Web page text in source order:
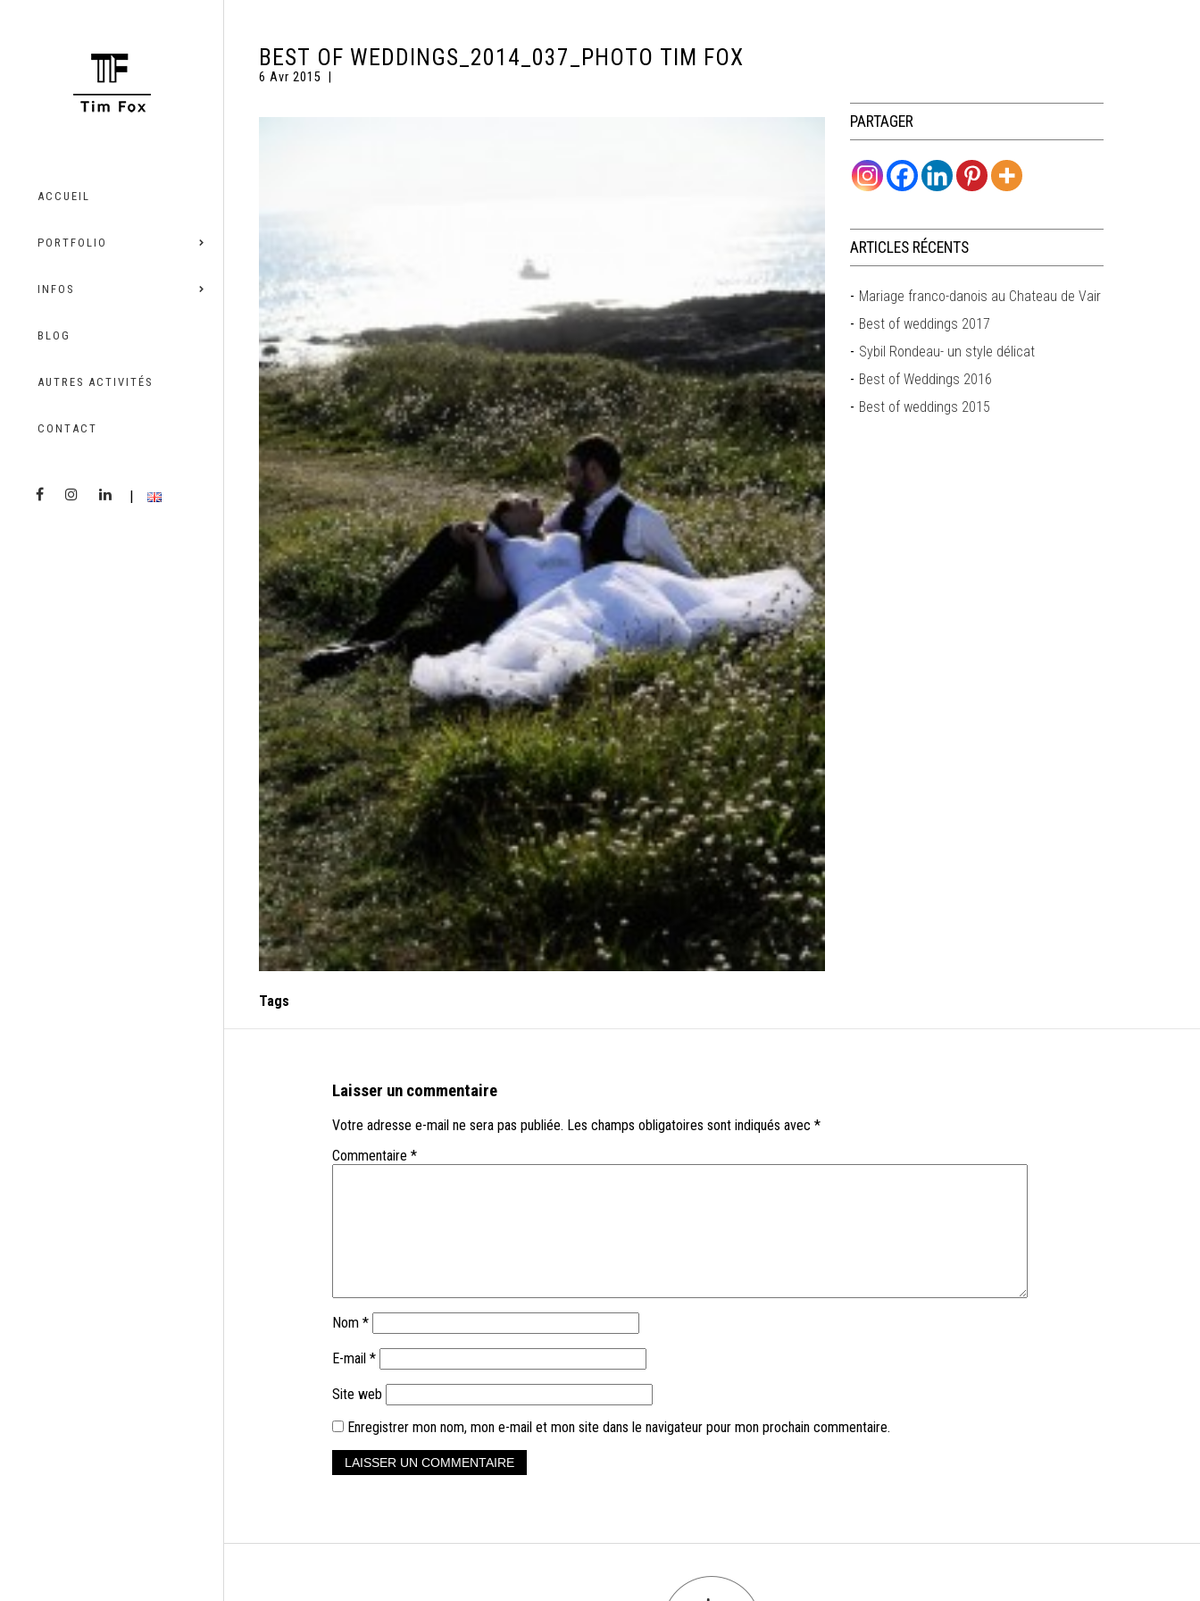
ACCUEIL
PORTFOLIO
INFOS
BLOG
AUTRES ACTIVITÉS
CONTACT
BEST OF WEDDINGS_2014_037_PHOTO TIM FOX
6 Avr 2015
Tags
PARTAGER
ARTICLES RÉCENTS
Mariage franco-danois au Chateau de Vair
Best of weddings 2017
Sybil Rondeau- un style délicat
Best of Weddings 2016
Best of weddings 2015
Laisser un commentaire
Votre adresse e-mail ne sera pas publiée. Les champs obligatoires sont indiqués avec *
Commentaire *
Nom *
E-mail *
Site web
Enregistrer mon nom, mon e-mail et mon site dans le navigateur pour mon prochain commentaire.